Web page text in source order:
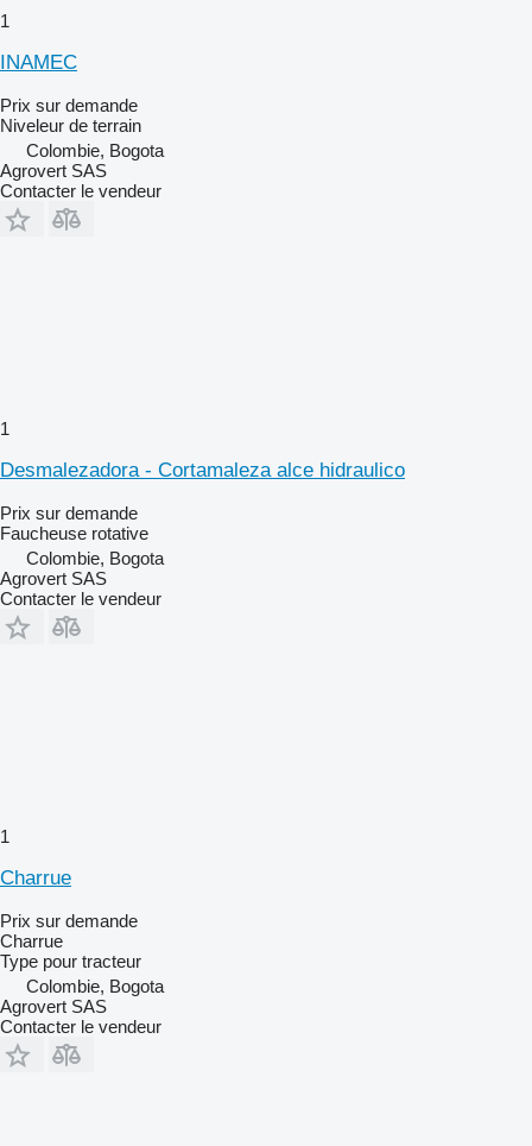
1
INAMEC
Prix sur demande
Niveleur de terrain
Colombie, Bogota
Agrovert SAS
Contacter le vendeur
1
Desmalezadora - Cortamaleza alce hidraulico
Prix sur demande
Faucheuse rotative
Colombie, Bogota
Agrovert SAS
Contacter le vendeur
1
Charrue
Prix sur demande
Charrue
Type pour tracteur
Colombie, Bogota
Agrovert SAS
Contacter le vendeur